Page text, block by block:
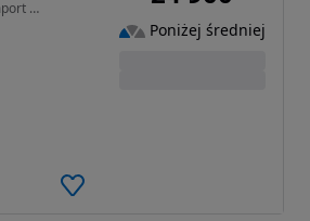
1997 cm3 • 140 KM • 140KM Manual 4x4 Piękny kolor*Sprawna klima*świeży import Niemcy!!!
Poniżej średniej